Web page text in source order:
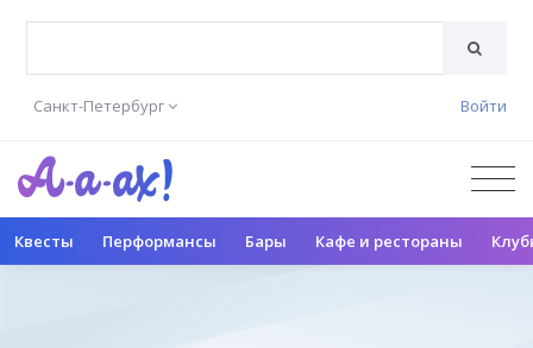
Санкт-Петербург Войти
Квесты Перформансы Бары Кафе и рестораны